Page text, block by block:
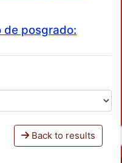
posgrado:
Back to results